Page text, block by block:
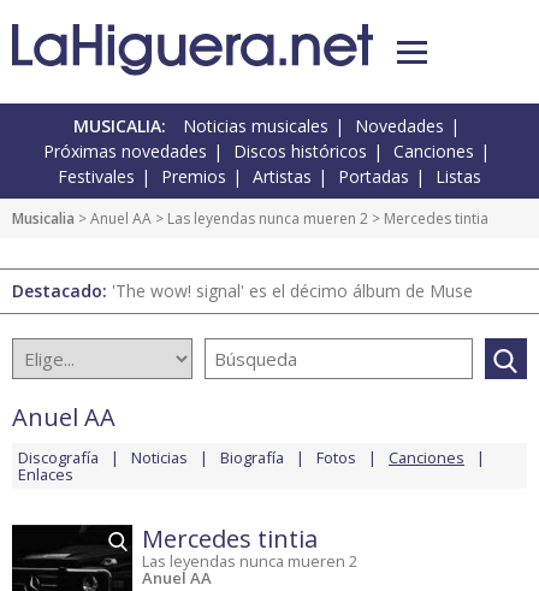
MUSICALIA: Noticias musicales
Novedades
Próximas novedades
Discos históricos
Canciones
Festivales
Premios Artistas Portadas Listas
Musicalia >Anuel AA > Las leyendas nunca mueren 2 > Mercedes tintia
Destacado: 'The wow! signal' es el décimo álbum de Muse
Anuel AA
Discografía Noticias Biografía Fotos Canciones
Enlaces
Mercedes tintia
Las leyendas nunca mueren 2
Anuel AA